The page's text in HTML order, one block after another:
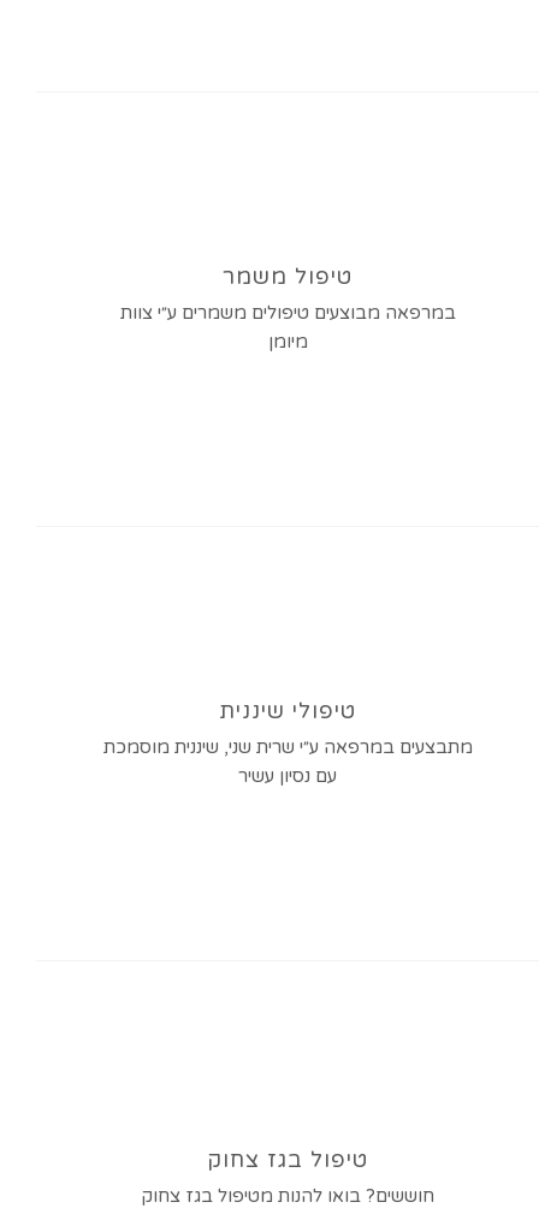
טיפול משמר
במרפאה מבוצעים טיפולים משמרים ע״י צוות
מיומן
טיפולי שיננית
מתבצעים במרפאה ע״י שרית שני, שיננית מוסמכת
עם נסיון עשיר
טיפול בגז צחוק
חוששים? בואו להנות מטיפול בגז צחוק